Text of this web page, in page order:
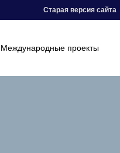
Старая версия сайта
Международные проекты